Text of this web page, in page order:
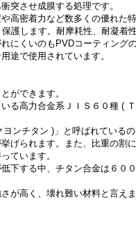
突させ成膜する処理です。
高密着力など数多くの優れた
護します。耐摩耗性、耐凝着
にくいのもPVDコーティングの
途で使用されています。
ができます。
る高力合金系ＪＩＳ６０種 (
ンチタン )」と呼ばれているの
げられます。また、比重の割
ています。
下する中、チタン合金は６０
が高く、壊れ難い材料と言えま